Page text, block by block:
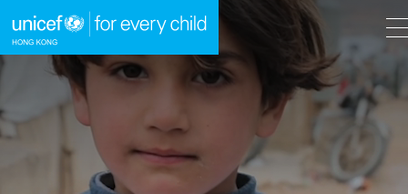
跳到內容（按回車鍵）
A A EN 繁